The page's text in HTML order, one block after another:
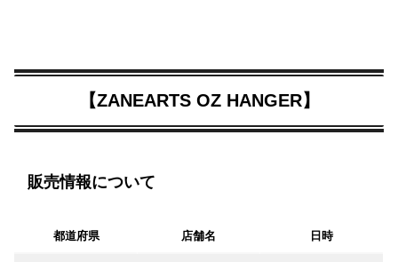
【ZANEARTS OZ HANGER】
販売情報について
都道府県 店舗名 日時